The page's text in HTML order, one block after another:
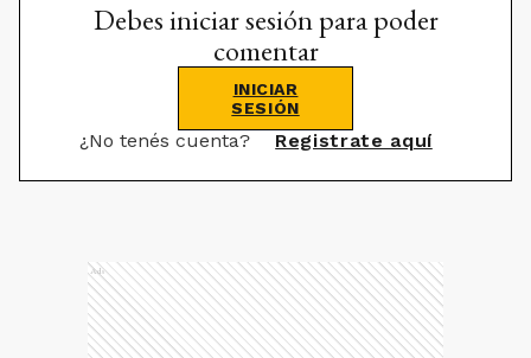
Debes iniciar sesión para poder
comentar
INICIAR
SESIÓN
¿No tenés cuenta? Registrate aquí
Ads